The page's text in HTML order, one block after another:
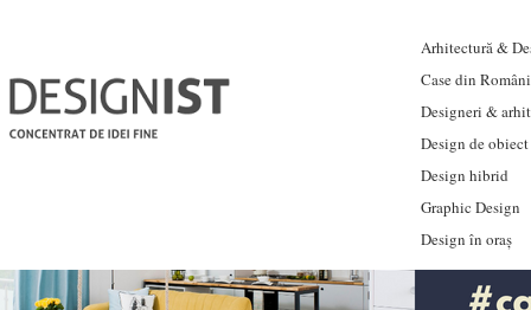
Arhitectură &
Case din
Designeri &
Design de obiect
Design hibrid
Graphic Design
Design în oraș